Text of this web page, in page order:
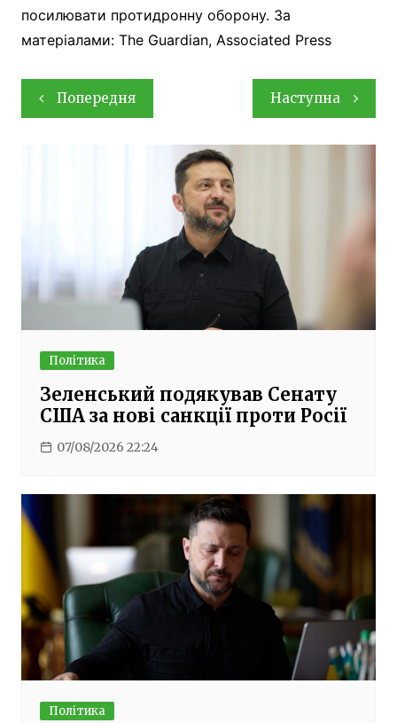
посилювати протидронну оборону. За
матеріалами: The Guardian, Associated Press
Навігація
записів
Попередня Наступна
Політика
Зеленський подякував Сенату
США за нові санкції проти Росії
07/08/2026 22:24
Політика